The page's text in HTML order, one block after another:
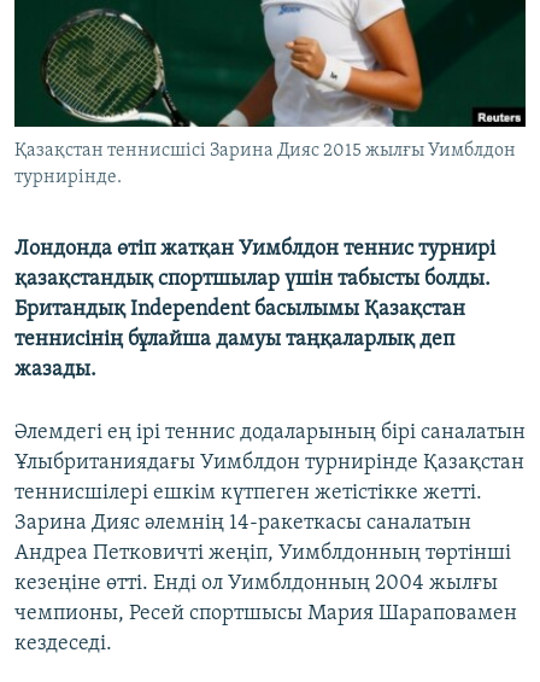
ЖАЗЫЛЫҢЫЗ
Басқа тілдерде
Қазақстан теннисшісі Зарина Дияс 2015 жылғы Уимблдон
турнирінде.
Лондонда өтіп жатқан Уимблдон теннис турнирі
қазақстандық спортшылар үшін табысты болды.
Британдық Independent басылымы Қазақстан
теннисінің бұлайша дамуы таңқаларлық деп
жазады.
Әлемдегі ең ірі теннис додаларының бірі саналатын
Ұлыбританиядағы Уимблдон турнирінде Қазақстан
теннисшілері ешкім күтпеген жетістікке жетті.
Зарина Дияс әлемнің 14-ракеткасы саналатын
Андреа Петковичті жеңіп, Уимблдонның төртінші
кезеңіне өтті. Енді ол Уимблдонның 2004 жылғы
чемпионы, Ресей спортшысы Мария Шараповамен
кездеседі.